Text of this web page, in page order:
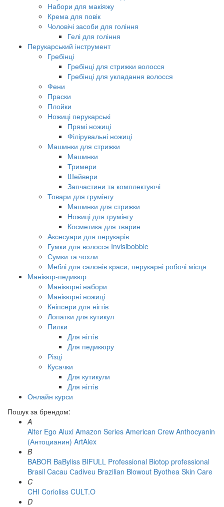
Набори для макіяжу
Крема для повік
Чоловічі засоби для гоління
Гелі для гоління
Перукарський інструмент
Гребінці
Гребінці для стрижки волосся
Гребінці для укладання волосся
Фени
Праски
Плойки
Ножиці перукарські
Прямі ножиці
Філірувальні ножиці
Машинки для стрижки
Машинки
Тримери
Шейвери
Запчастини та комплектуючі
Товари для грумінгу
Машинки для стрижки
Ножиці для грумінгу
Косметика для тварин
Аксесуари для перукарів
Гумки для волосся Invisibobble
Сумки та чохли
Меблі для салонів краси, перукарні робочі місця
Манікюр-педикюр
Манікюрні набори
Манікюрні ножиці
Кніпсери для нігтів
Лопатки для кутикул
Пилки
Для нігтів
Для педикюру
Різці
Кусачки
Для кутикули
Для нігтів
Онлайн курси
Пошук за брендом:
A
Alter Ego Aluxi Amazon Series American Crew Anthocyanin
(Антоцианин) ArtAlex
B
BABOR BaByliss BIFULL Professional Biotop professional
Brasil Cacau Сadiveu Brazilian Blowout Byothea Skin Care
C
CHI Corioliss CULT.O
D